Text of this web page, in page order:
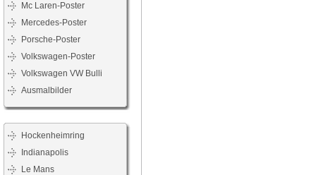
Mc Laren-Poster
Mercedes-Poster
Porsche-Poster
Volkswagen-Poster
Volkswagen VW Bulli
Ausmalbilder
Hockenheimring
Indianapolis
Le Mans